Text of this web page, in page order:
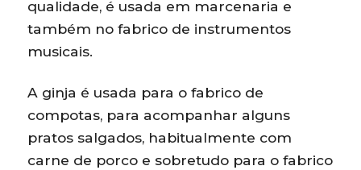
qualidade, é usada em marcenaria e
também no fabrico de instrumentos
musicais.
A ginja é usada para o fabrico de
compotas, para acompanhar alguns
pratos salgados, habitualmente com
carne de porco e sobretudo para o fabrico